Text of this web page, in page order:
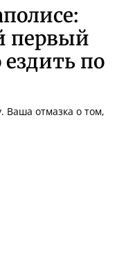
первый
ездить по
Ваша отмазка о том,